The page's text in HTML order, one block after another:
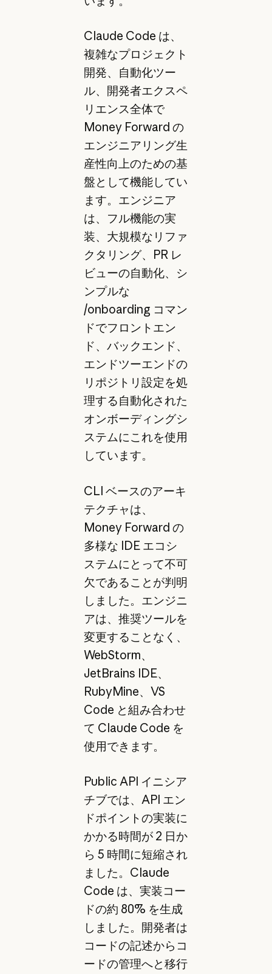
Claude Code は、
複雑なプロジェクト
開発、自動化ツー
ル、開発者エクスペ
リエンス全体で
Money Forward の
エンジニアリング生
産性向上のための基
盤として機能してい
ます。エンジニア
は、フル機能の実
装、大規模なリファ
クタリング、PR レ
ビューの自動化、シ
ンプルな
/onboarding コマン
ドでフロントエン
ド、バックエンド、
エンドツーエンドの
リポジトリ設定を処
理する自動化された
オンボーディングシ
ステムにこれを使用
しています。
CLI ベースのアーキ
テクチャは、
Money Forward の
多様な IDE エコシ
ステムにとって不可
欠であることが判明
しました。エンジニ
アは、推奨ツールを
変更することなく、
WebStorm、
JetBrains IDE、
RubyMine、VS
Code と組み合わせ
て Claude Code を
使用できます。
Public API イニシア
チブでは、API エン
ドポイントの実装に
かかる時間が 2 日か
ら 5 時間に短縮され
ました。Claude
Code は、実装コー
ドの約 80% を生成
しました。開発者は
コードの記述からコ
ードの管理へと移行